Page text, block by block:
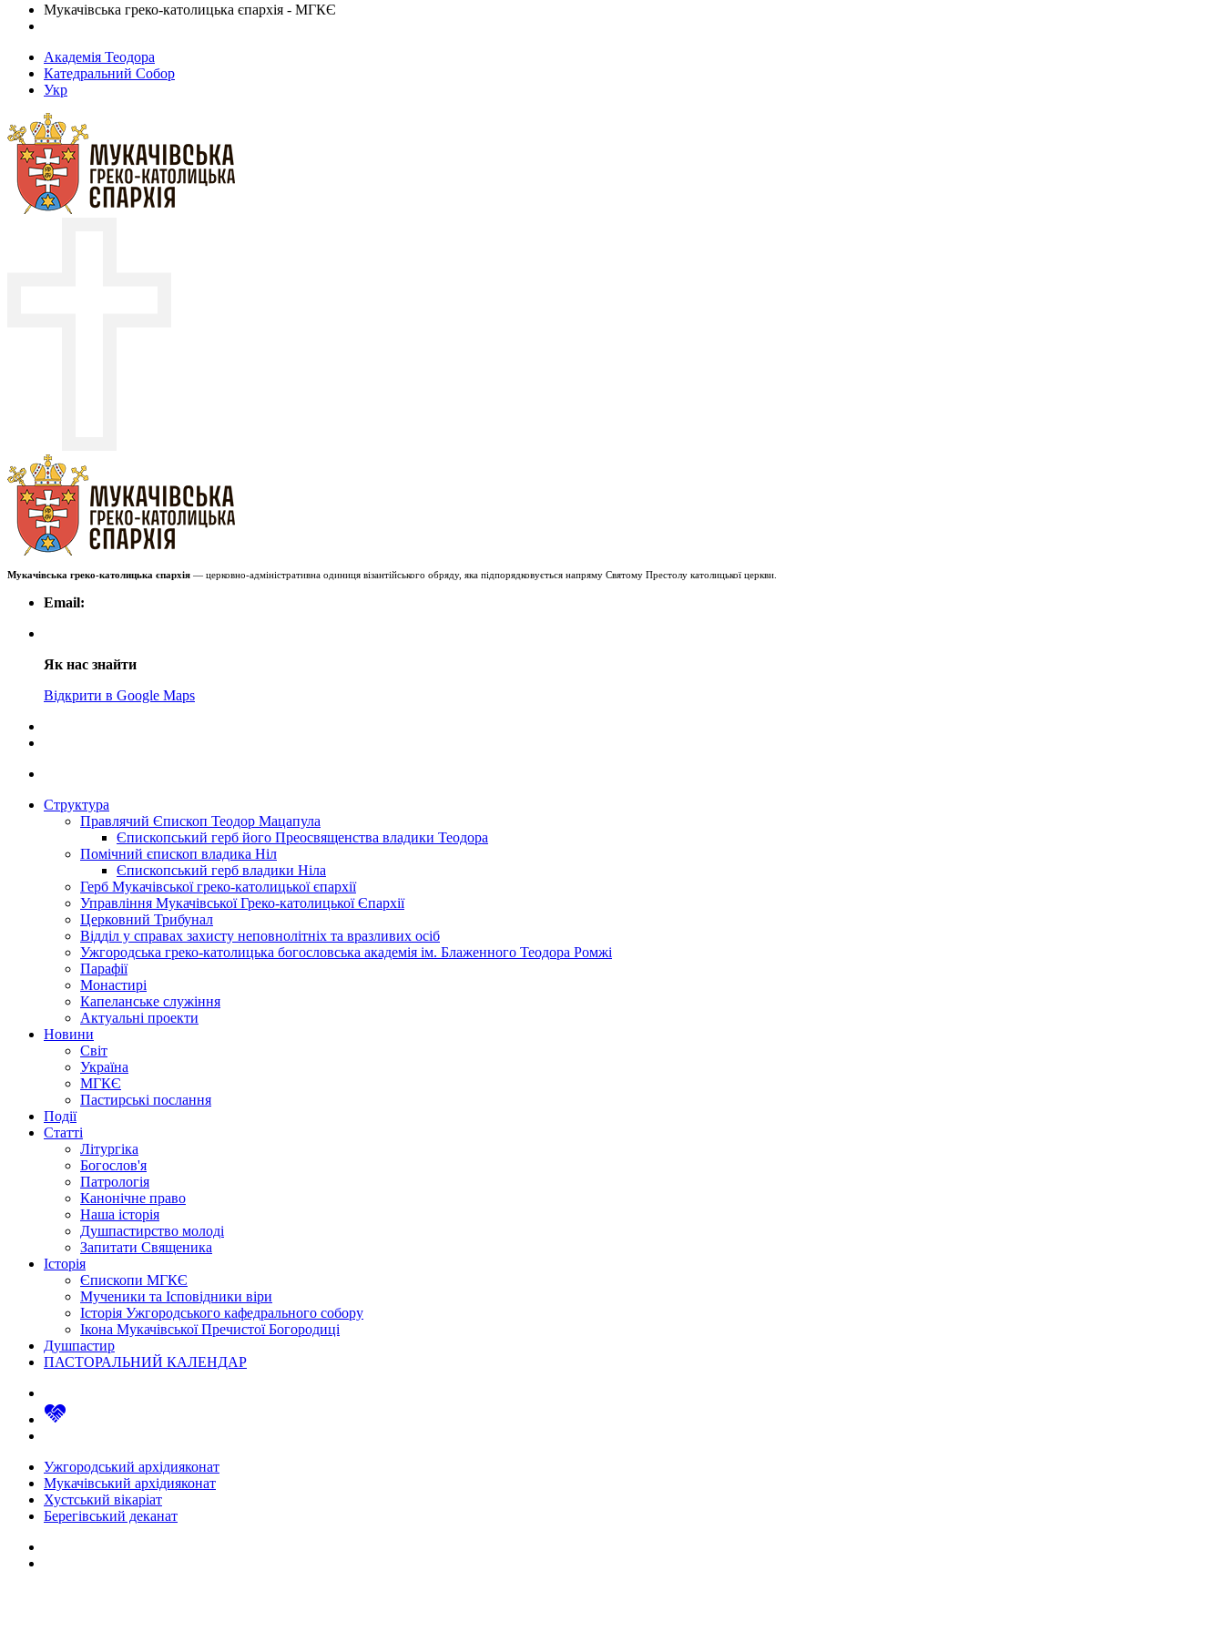
Мукачівська греко-католицька єпархія - МГКЄ
Академія Теодора
Катедральний Собор
Укр
Мукачівська греко-католицька єпархія — церковно-адміністративна одиниця візантійського обряду, яка підпорядковується напряму Святому Престолу католицької церкви.
Email:
Як нас знайти
Відкрити в Google Maps
Структура
Правлячий Єпископ Теодор Мацапула
Єпископський герб його Преосвященства владики Теодора
Помічний єпископ владика Ніл
Єпископський герб владики Ніла
Герб Мукачівської греко-католицької єпархії
Управління Мукачівської Греко-католицької Єпархії
Церковний Трибунал
Відділ у справах захисту неповнолітніх та вразливих осіб
Ужгородська греко-католицька богословська академія ім. Блаженного Теодора Ромжі
Парафії
Монастирі
Капеланське служіння
Актуальні проекти
Новини
Світ
Україна
МГКЄ
Пастирські послання
Події
Статті
Літургіка
Богослов'я
Патрологія
Канонічне право
Наша історія
Душпастирство молоді
Запитати Священика
Історія
Єпископи МГКЄ
Мученики та Ісповідники віри
Історія Ужгородського кафедрального собору
Ікона Мукачівської Пречистої Богородиці
Душпастир
ПАСТОРАЛЬНИЙ КАЛЕНДАР
Ужгородський архідияконат
Мукачівський архідияконат
Хустський вікаріат
Берегівський деканат